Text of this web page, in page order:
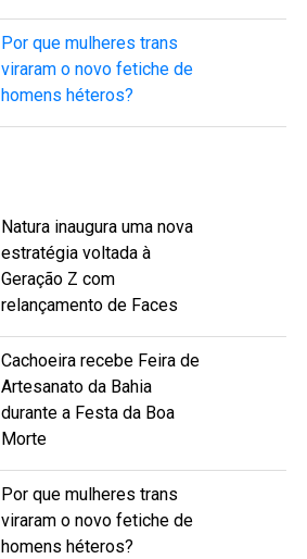
Por que mulheres trans
viraram o novo fetiche de
homens héteros?
Natura inaugura uma nova
estratégia voltada à
Geração Z com
relançamento de Faces
Cachoeira recebe Feira de
Artesanato da Bahia
durante a Festa da Boa
Morte
Por que mulheres trans
viraram o novo fetiche de
homens héteros?